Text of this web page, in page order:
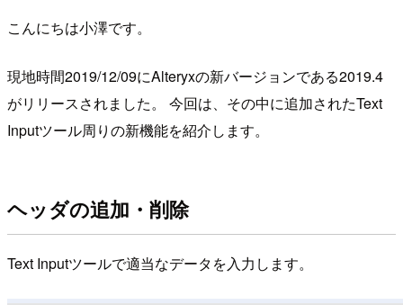
こんにちは小澤です。
現地時間2019/12/09にAlteryxの新バージョンである2019.4
がリリースされました。 今回は、その中に追加されたText
Inputツール周りの新機能を紹介します。
ヘッダの追加・削除
Text Inputツールで適当なデータを入力します。